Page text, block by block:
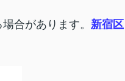
合があります。 新宿区